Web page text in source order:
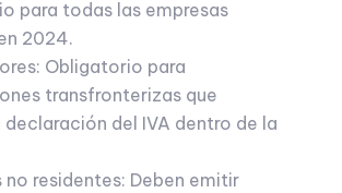
para todas las empresas
2024.
Obligatorio para
transfronterizas que
declaración del IVA dentro de la
no residentes: Deben emitir